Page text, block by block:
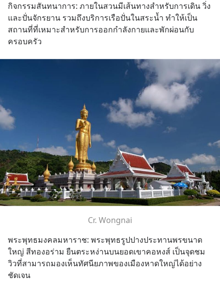
กิจกรรมสันทนาการ: ภายในสวนมีเส้นทางสำหรับการเดิน วิ่ง
และปั่นจักรยาน รวมถึงบริการเรือปั่นในสระน้ำ ทำให้เป็น
สถานที่ที่เหมาะสำหรับการออกกำลังกายและพักผ่อนกับ
ครอบครัว
Cr. Wongnai
พระพุทธมงคลมหาราช: พระพุทธรูปปางประทานพรขนาด
ใหญ่ สีทองอร่าม ยืนตระหง่านบนยอดเขาคอหงส์ เป็นจุดชม
วิวที่สามารถมองเห็นทัศนียภาพของเมืองหาดใหญ่ได้อย่าง
ชัดเจน